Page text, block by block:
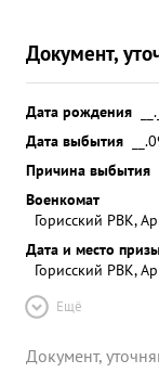
Документ,
Дата рождения
Дата выбытия
Причина выбытия
Военкомат
Горисский РВК,
Дата и место
Горисский РВК,
Ещё
Документ,